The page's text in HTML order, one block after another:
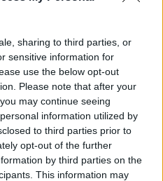
sharing to third parties, or
sensitive information for
use the below opt-out
Please note that after your
may continue seeing
information utilized by
to third parties prior to
opt-out of the further
by third parties on the
This information may
που κατηγορείται
δείτε βίντεο και